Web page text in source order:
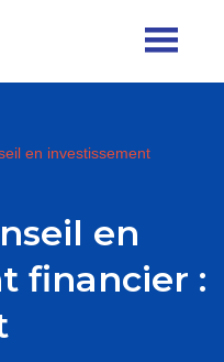
en investissement
en
financier :